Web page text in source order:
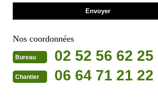
Nos coordonnées
Bureau 02 52 56 62 25
Chantier 06 64 71 21 22